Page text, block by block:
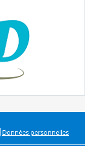
Données personnelles